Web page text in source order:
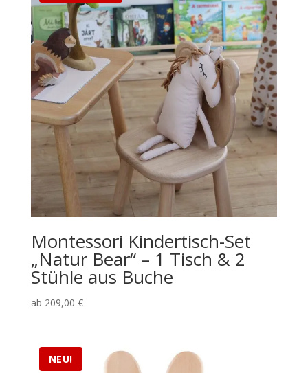
Montessori Kindertisch-Set
„Natur Bear“ – 1 Tisch & 2
Stühle aus Buche
ab 209,00 €
NEU!